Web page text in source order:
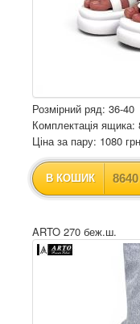
Розмірний ряд: 36-40
Комплектація ящика:
Ціна за пару: 1080
В КОШИК
ARTO 270 беж.ш.